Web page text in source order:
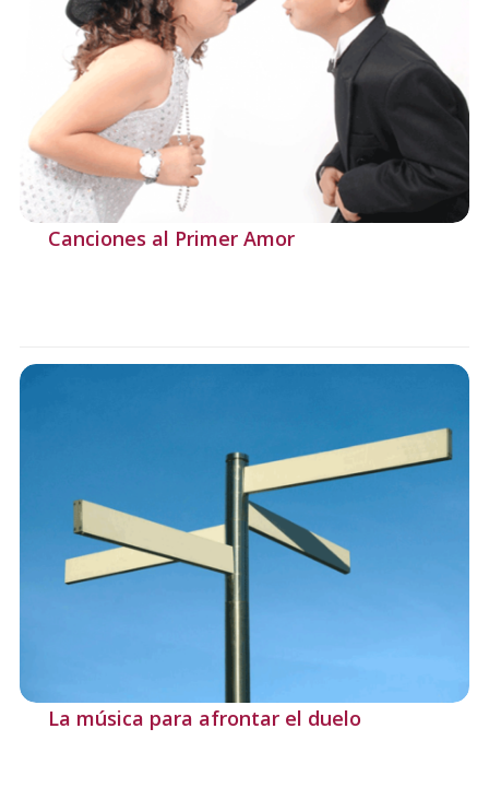
Canciones al Primer Amor
La música para afrontar el duelo